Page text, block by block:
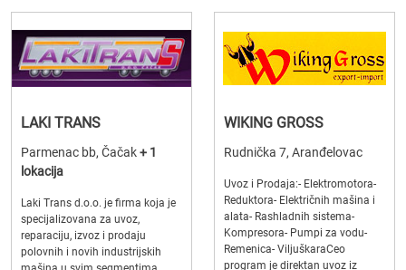
LAKI TRANS
Parmenac bb, Čačak+ 1
lokacija
Laki Trans d.o.o. je firma koja je
specijalizovana za uvoz,
reparaciju, izvoz i prodaju
polovnih i novih industrijskih
WIKING GROSS
Rudnička 7, Aranđelovac
Uvoz i Prodaja:- Elektromotora-
Reduktora- Električnih mašina i
alata- Rashladnih sistema-
Kompresora- Pumpi za vodu-
Remenica- ViljuškaraCeo
program je direktan uvoz iz